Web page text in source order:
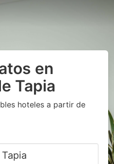
en
Tapia
hoteles a partir de